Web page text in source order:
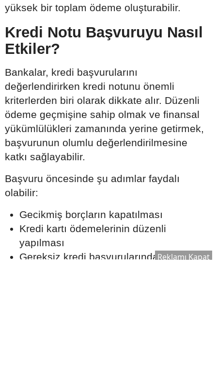
yüksek bir toplam ödeme oluşturabilir.
Kredi Notu Başvuruyu Nasıl
Etkiler?
Bankalar, kredi başvurularını
değerlendirirken kredi notunu önemli
kriterlerden biri olarak dikkate alır. Düzenli
ödeme geçmişine sahip olmak ve finansal
yükümlülükleri zamanında yerine getirmek,
başvurunun olumlu değerlendirilmesine
katkı sağlayabilir.
Başvuru öncesinde şu adımlar faydalı
olabilir:
Gecikmiş borçların kapatılması
Kredi kartı ödemelerinin düzenli
yapılması
Gereksiz kredi başvurularındanReklamı Kapat